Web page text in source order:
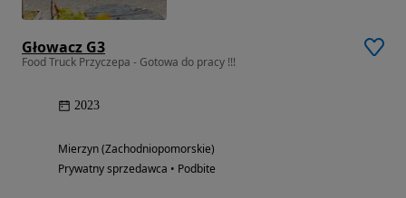
Głowacz G3
Food Truck Przyczepa - Gotowa do pracy !!!
2023
Mierzyn (Zachodniopomorskie)
Prywatny sprzedawca • Podbite